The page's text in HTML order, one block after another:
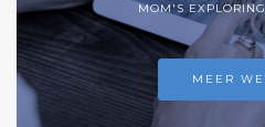
MOM'S
MEER